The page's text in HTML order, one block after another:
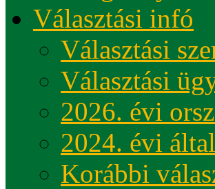
Választási infó
Választási
Választási
2026. évi
2024. évi
Korábbi